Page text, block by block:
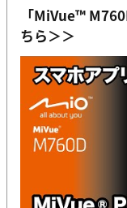
「MiVue™
ちら＞＞